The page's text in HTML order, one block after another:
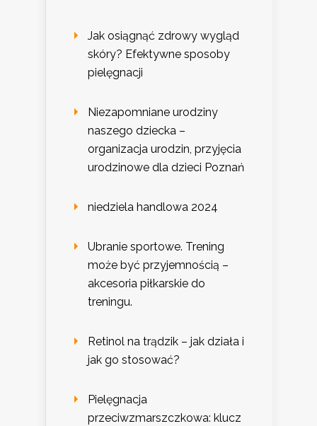
Jak osiągnąć zdrowy wygląd
skóry? Efektywne sposoby
pielęgnacji
Niezapomniane urodziny
naszego dziecka –
organizacja urodzin, przyjęcia
urodzinowe dla dzieci Poznań
niedziela handlowa 2024
Ubranie sportowe. Trening
może być przyjemnością –
akcesoria piłkarskie do
treningu.
Retinol na trądzik – jak działa i
jak go stosować?
Pielęgnacja
przeciwzmarszczkowa: klucz